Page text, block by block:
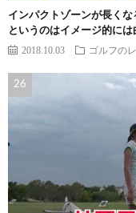
インパクトゾーンが長く
というのはイメージ的には
2018.10.03 ゴルフの